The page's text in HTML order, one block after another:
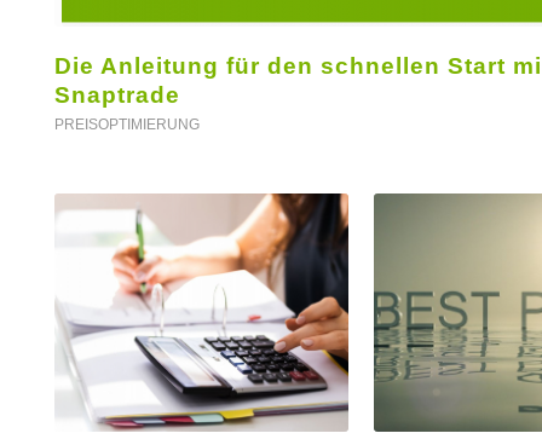
Die Anleitung für den schnellen Start
Snaptrade
PREISOPTIMIERUNG